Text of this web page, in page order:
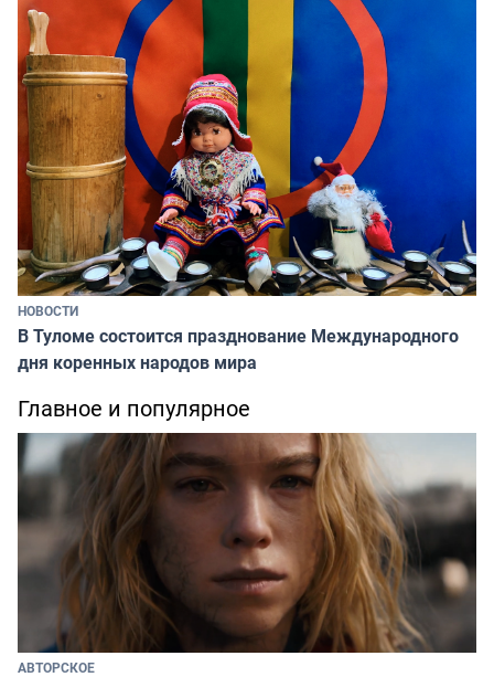
НОВОСТИ
В Туломе состоится празднование Международного
дня коренных народов мира
Главное и популярное
АВТОРСКОЕ